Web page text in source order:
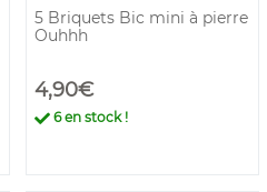
5 Briquets Bic mini à pierre
Ouhhh
4,90€
6en stock !